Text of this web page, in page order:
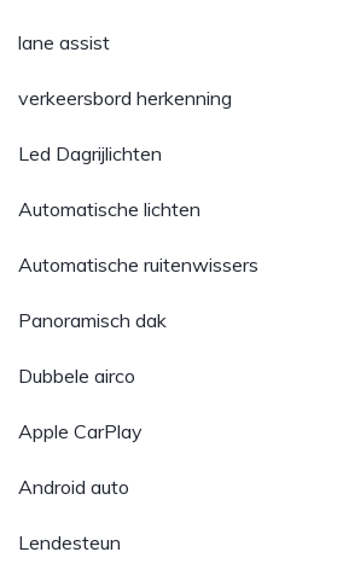
lane assist
verkeersbord herkenning
Led Dagrijlichten
Automatische lichten
Automatische ruitenwissers
Panoramisch dak
Dubbele airco
Apple CarPlay
Android auto
Lendesteun